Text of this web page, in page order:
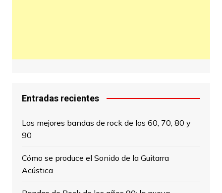
Entradas recientes
Las mejores bandas de rock de los 60, 70, 80 y
90
Cómo se produce el Sonido de la Guitarra
Acústica